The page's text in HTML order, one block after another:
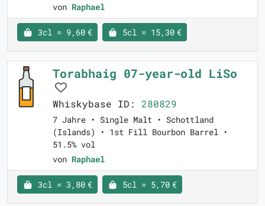
von Raphael
3cl = 9,60 € 5cl = 15,30 €
Torabhaig 07-year-old LiSo
Whiskybase ID: 280829
7 Jahre • Single Malt • Schottland
(Islands) • 1st Fill Bourbon Barrel •
51.5% vol
von Raphael
3cl = 3,80 € 5cl = 5,70 €